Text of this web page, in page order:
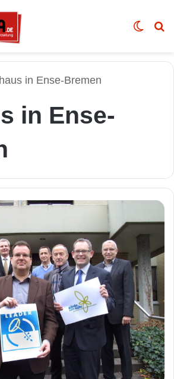
Skin
in Ense-Bremen
in Ense-